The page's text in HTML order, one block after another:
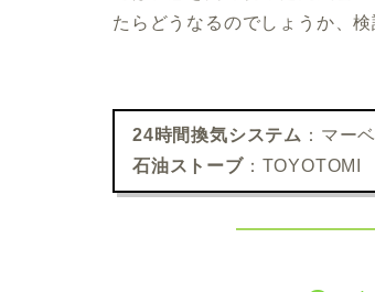
たらどうなるのでしょうか、検
24時間換気システム ：マー
石油ストーブ：TOYOTOMI